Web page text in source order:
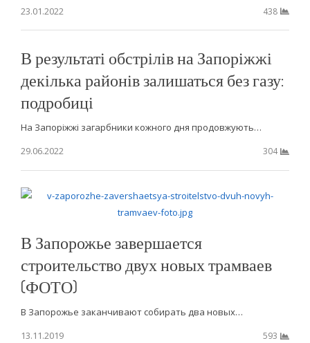
23.01.2022 438
В результаті обстрілів на Запоріжжі
декілька районів залишаться без газу:
подробиці
На Запоріжжі загарбники кожного дня продовжують…
29.06.2022
304
В Запорожье завершается
строительство двух новых трамваев
(ФОТО)
В Запорожье заканчивают собирать два новых…
13.11.2019
593